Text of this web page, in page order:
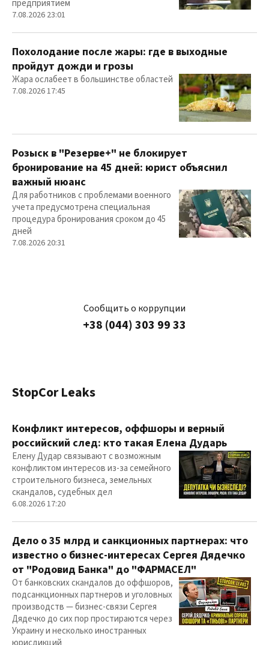
предприятием
7.08.2026 23:01
Похолодание после жары: где в выходные
пройдут дожди и грозы
Жара ослабеет в большинстве областей
7.08.2026 17:45
Розыск в "Резерве+" не блокирует
бронирование на 45 дней: юрист объяснил
важный нюанс
Для работников с проблемами военного
учета предусмотрена специальная
процедура бронирования сроком до 45
дней
7.08.2026 20:31
Сообщить о коррупции
+38 (044) 303 99 33
StopCor Leaks
Конфликт интересов, оффшоры и верный
российский след: кто такая Елена Дударь
Елену Дудар связывают с возможным
конфликтом интересов из-за семейного
строительного бизнеса, земельных
скандалов, судебных дел
6.08.2026 17:20
Дело о 35 млрд и санкционных партнерах: что
известно о бизнес-интересах Сергея Дядечко
от "Родовид Банка" до "ФАРМАСЕЛ"
От банковских скандалов до оффшоров,
подсанкционных партнеров и уголовных
производств — бизнес-связи Сергея
Дядечко до сих пор простираются через
Украину и несколько иностранных